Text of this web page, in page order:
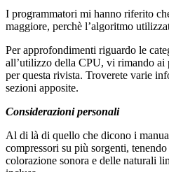
I programmatori mi hanno riferito
maggiore, perchè l’algoritmo
Per approfondimenti riguardo le
all’utilizzo della CPU, vi rimando
per questa rivista. Troverete varie
sezioni apposite.
Considerazioni personali
Al di là di quello che dicono i
compressori su più sorgenti,
colorazione sonora e delle naturali